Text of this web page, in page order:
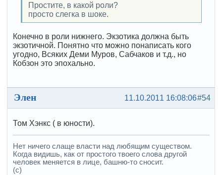
Простите, в какой роли?
просто слегка в шоке.
Конечно в роли нижнего. Экзотика должна быть
экзотичной. Понятно что можно понаписать кого
угодно, Всяких Деми Муров, Сабчаков и т.д., но
Кобзон это эпохально.
#54
11.10.2011 16:08:06
Элен
Том Хэнкс ( в юности).
Нет ничего слаще власти над любящим существом.
Когда видишь, как от простого твоего слова другой
человек меняется в лице, башню-то сносит.
(с)